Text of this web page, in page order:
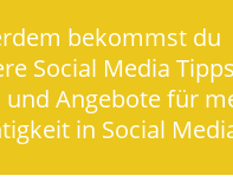
bekommst du
Social Media
und Angebote für
in Social